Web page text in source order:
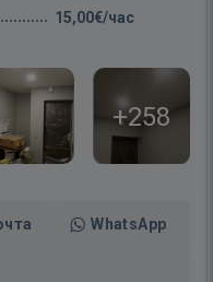
15,00€/час
+258
WhatsApp